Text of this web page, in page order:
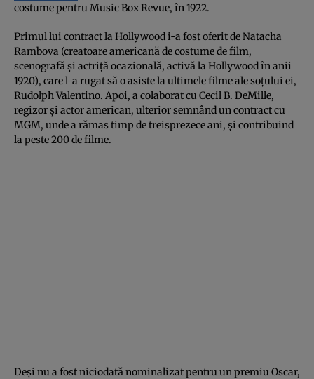
costume pentru Music Box Revue, în 1922.
Primul lui contract la Hollywood i-a fost oferit de Natacha
Rambova (creatoare americană de costume de film,
scenografă și actriță ocazională, activă la Hollywood în anii
1920), care l-a rugat să o asiste la ultimele filme ale soțului ei,
Rudolph Valentino. Apoi, a colaborat cu Cecil B. DeMille,
regizor și actor american, ulterior semnând un contract cu
MGM, unde a rămas timp de treisprezece ani, și contribuind
la peste 200 de filme.
Deși nu a fost niciodată nominalizat pentru un premiu Oscar,